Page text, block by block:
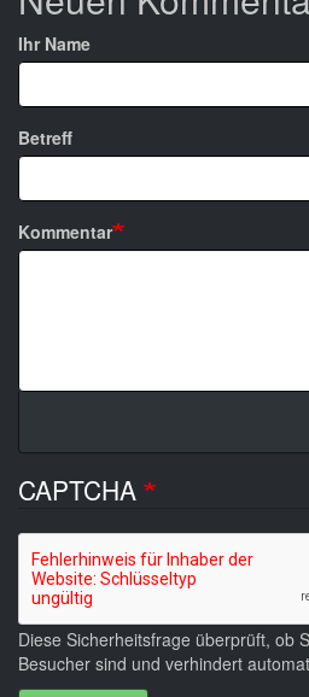
Ihr Name
Betreff
Kommentar
CAPTCHA
Diese Sicherheitsfrage überprüft, ob
Besucher sind und verhindert